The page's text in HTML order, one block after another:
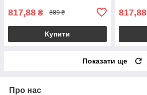
817,88 ₴ 889 ₴
Купити
817,88
Показати ще
Про нас